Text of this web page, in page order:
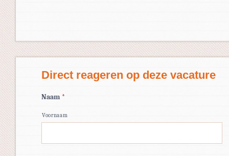
Direct reageren op deze vacature
Naam *
Voornaam